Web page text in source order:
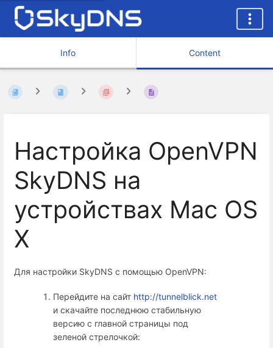
Info Content
Настройка OpenVPN
SkyDNS на
устройствах Mac OS
X
Для настройки SkyDNS с помощью OpenVPN:
Перейдите на сайт http://tunnelblick.net
и скачайте последнюю стабильную
версию с главной страницы под
зеленой стрелочкой: